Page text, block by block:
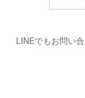
LINEでもお問い